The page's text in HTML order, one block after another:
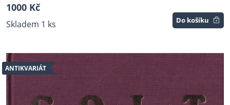
1000 Kč
Skladem 1 ks Do košíku
ANTIKVARIÁT